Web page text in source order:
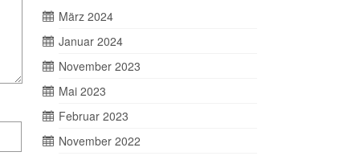
März 2024
Januar 2024
November 2023
Mai 2023
Februar 2023
November 2022